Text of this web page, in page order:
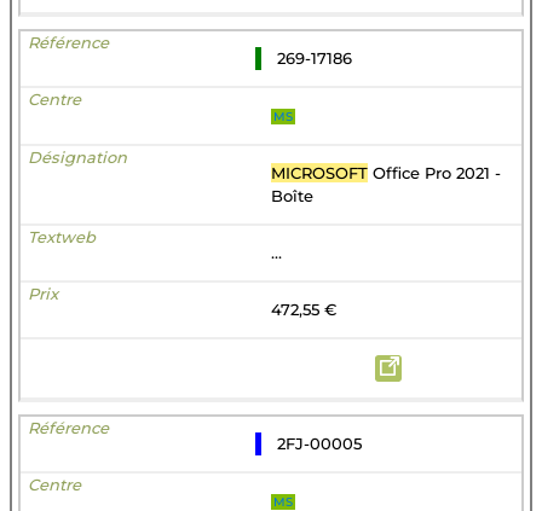
269-17186
MS
MICROSOFT Office Pro 2021 -
Boîte
...
472,55 €
2FJ-00005
MS